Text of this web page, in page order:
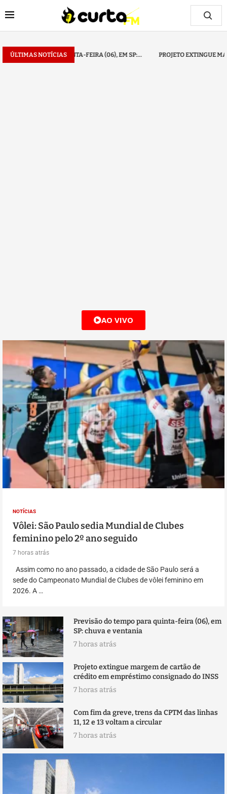
ÚLTIMAS NOTÍCIAS
EM SP:... PROJETO EXTINGUE MARGEM DE CARTÃO DE CRÉDITO EM...
AO VIVO
NOTÍCIAS
Vôlei: São Paulo sedia Mundial de Clubes
feminino pelo 2º ano seguido
7 horas atrás
Assim como no ano passado, a cidade de São Paulo será a
sede do Campeonato Mundial de Clubes de vôlei feminino em
2026. A …
Previsão do tempo para quinta-feira (06), em
SP: chuva e ventania
7 horas atrás
Projeto extingue margem de cartão de
crédito em empréstimo consignado do INSS
7 horas atrás
Com fim da greve, trens da CPTM das linhas
11, 12 e 13 voltam a circular
7 horas atrás